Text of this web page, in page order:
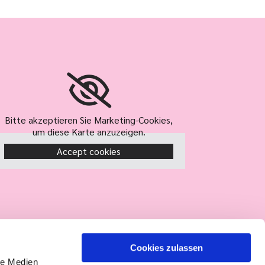
Medien
Cookies zulassen
Bitte akzeptieren Sie Marketing-Cookies,
um diese Karte anzuzeigen.
Accept cookies